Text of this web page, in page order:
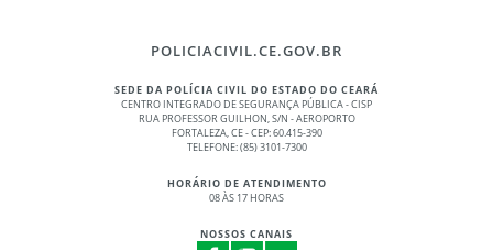
POLICIACIVIL.CE.GOV.BR
SEDE DA POLÍCIA CIVIL DO ESTADO DO CEARÁ
CENTRO INTEGRADO DE SEGURANÇA PÚBLICA - CISP
RUA PROFESSOR GUILHON, S/N - AEROPORTO
FORTALEZA, CE - CEP: 60.415-390
TELEFONE: (85) 3101-7300
HORÁRIO DE ATENDIMENTO
08 ÀS 17 HORAS
NOSSOS CANAIS